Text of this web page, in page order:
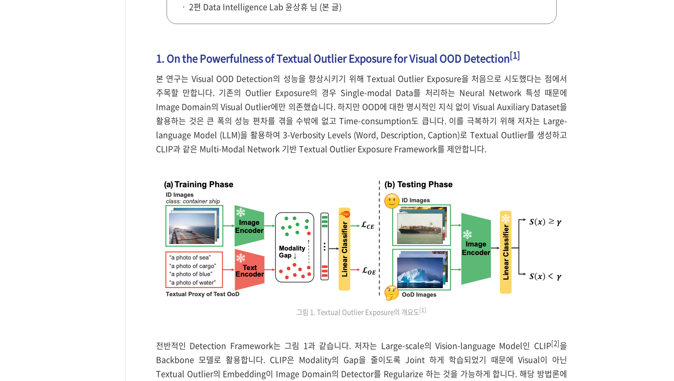
ㆍ 2편 Data Intelligence Lab 윤상휴 님 (본 글)
1. On the Powerfulness of Textual Outlier Exposure for Visual OOD Detection[1]
본 연구는 Visual OOD Detection의 성능을 향상시키기 위해 Textual Outlier Exposure을 처음으로 시도했다는 점에서
주목할 만합니다. 기존의 Outlier Exposure의 경우 Single-modal Data를 처리하는 Neural Network 특성 때문에
Image Domain의 Visual Outlier에만 의존했습니다. 하지만 OOD에 대한 명시적인 지식 없이 Visual Auxiliary Dataset을
활용하는 것은 큰 폭의 성능 편차를 겪을 수밖에 없고 Time-consumption도 큽니다. 이를 극복하기 위해 저자는 Large-
language Model (LLM)을 활용하여 3-Verbosity Levels (Word, Description, Caption)로 Textual Outlier를 생성하고
CLIP과 같은 Multi-Modal Network 기반 Textual Outlier Exposure Framework를 제안합니다.
그림 1. Textual Outlier Exposure의 개요도[1]
전반적인 Detection Framework는 그림 1과 같습니다. 저자는 Large-scale의 Vision-language Model인 CLIP[2]을
Backbone 모델로 활용합니다. CLIP은 Modality의 Gap을 줄이도록 Joint 하게 학습되었기 때문에 Visual이 아닌
Textual Outlier의 Embedding이 Image Domain의 Detector를 Regularize 하는 것을 가능하게 합니다. 해당 방법론에